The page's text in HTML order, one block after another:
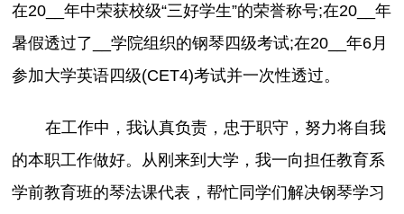
在20__年中荣获校级“三好学生”的荣誉称号;在20__年
暑假透过了__学院组织的钢琴四级考试;在20__年6月
参加大学英语四级(CET4)考试并一次性透过。
在工作中，我认真负责，忠于职守，努力将自我
的本职工作做好。从刚来到大学，我一向担任教育系
学前教育班的琴法课代表，帮忙同学们解决钢琴学习